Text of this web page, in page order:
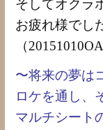
そしてオクラ
お疲れ様でし
（
〜将来の夢は
ロケを通し、
マルチシート